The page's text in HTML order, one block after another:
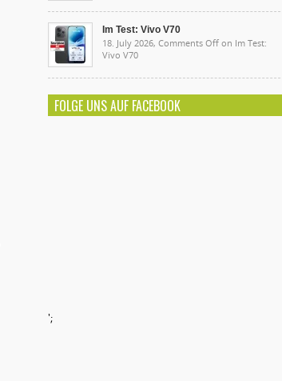
Im Test: Vivo V70
18. July 2026, Comments Off on Im Test:
Vivo V70
FOLGE UNS AUF FACEBOOK
';